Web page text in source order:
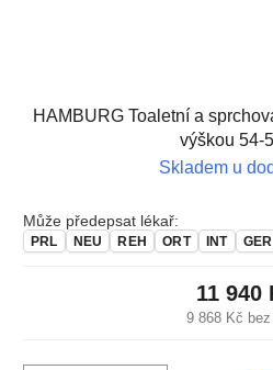
HAMBURG Toaletní a
výškou 54-
Skladem u
Může předepsat lékař:
PRL NEU REH ORT INT GER
9 868 Kč bez
11 940